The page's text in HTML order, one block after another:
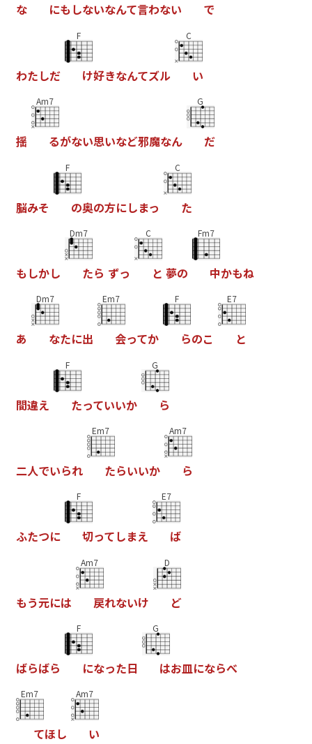
な にもしないなんて言わない で
わたしだ
F
け好きなんてズル
C
い
揺
Am7
るがない思いなど邪魔なん
G
だ
脳みそ
F
の奥の方にしまっ
C
た
もしかし
Dm7
たら ずっ
C
と 夢の
Fm7
中かもね
あ
Dm7
なたに出
Em7
会ってか
F
らのこ
E7
と
間違え
F
たっていいか
G
ら
二人でいられ
Em7
たらいいか
Am7
ら
ふたつに
F
切ってしまえ
E7
ば
もう元には
Am7
戻れないけ
D
ど
ばらばら
F
になった日
G
はお皿にならべ
Em7
てほし
Am7
い